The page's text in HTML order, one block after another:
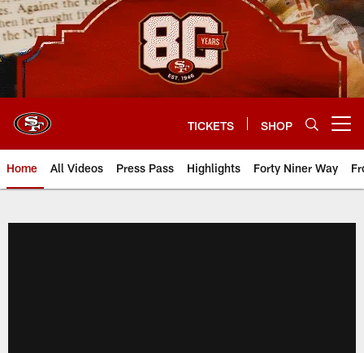
Skip
to
main
content
TICKETS SHOP
Home All Videos Press Pass Highlights Forty Niner Way